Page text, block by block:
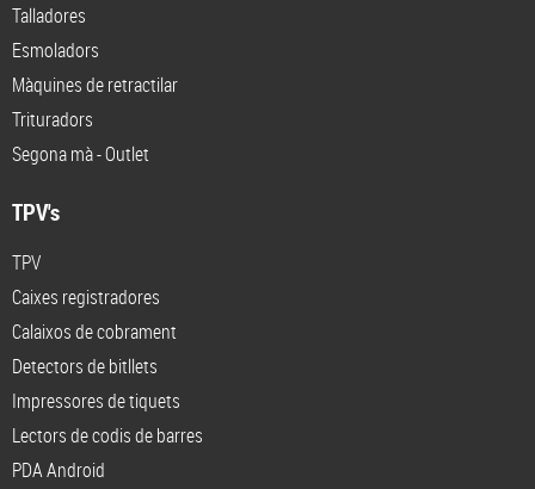
Talladores
Esmoladors
Màquines de retractilar
Trituradors
Segona mà - Outlet
TPV's
TPV
Caixes registradores
Calaixos de cobrament
Detectors de bitllets
Impressores de tiquets
Lectors de codis de barres
PDA Android